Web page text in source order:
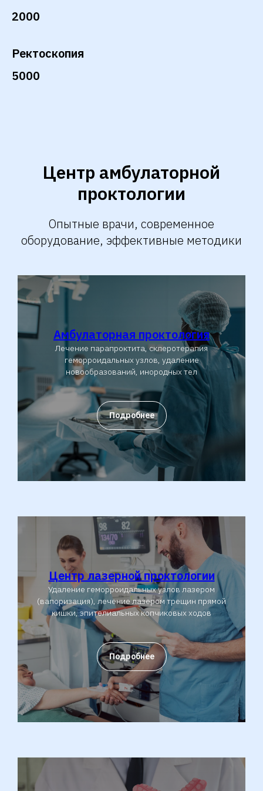
2000
Ректоскопия
5000
Центр амбулаторной
проктологии
Опытные врачи, современное
оборудование, эффективные методики
Амбулаторная проктология
Лечение парапроктита, склеротерапия
геморроидальных узлов, удаление
новообразований, инородных тел
Подробнее
Центр лазерной проктологии
Удаление геморроидальных узлов лазером
(вапоризация), лечение лазером трещин прямой
кишки, эпителиальных копчиковых ходов
Подробнее